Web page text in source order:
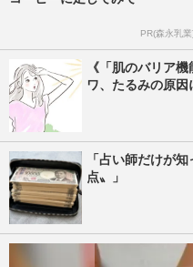
PR(森永乳
《「肌のバリア
ワ、たるみの原
「占い師だけが
点〟」